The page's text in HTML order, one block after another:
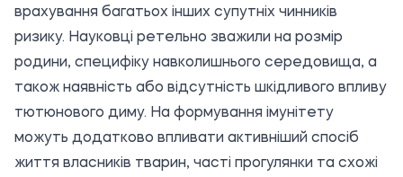
врахування багатьох інших супутніх чинників
ризику. Науковці ретельно зважили на розмір
родини, специфіку навколишнього середовища, а
також наявність або відсутність шкідливого впливу
тютюнового диму. На формування імунітету
можуть додатково впливати активніший спосіб
життя власників тварин, часті прогулянки та схожі